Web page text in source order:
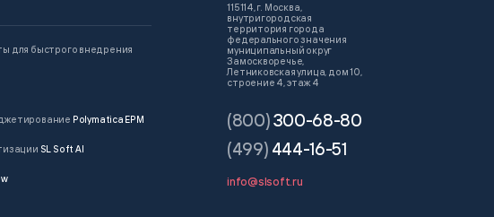
для быстрого внедрения
Polymatica EPM
SL Soft AI
115114, г. Москва,
внутригородская
территория города
федерального значения
муниципальный округ
Замоскворечье,
Летниковская улица, дом 10,
строение 4, этаж 4
(800)300-68-80
(499) 444-16-51
info@slsoft.ru